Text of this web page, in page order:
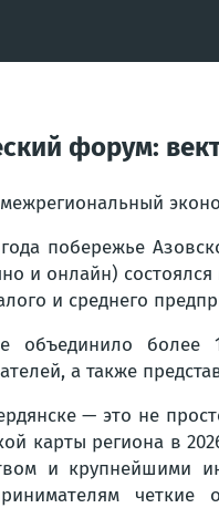
форум:
побережье
и онлайн)
и среднего
объединило более
а также
— это не
карты региона в
и крупнейшими